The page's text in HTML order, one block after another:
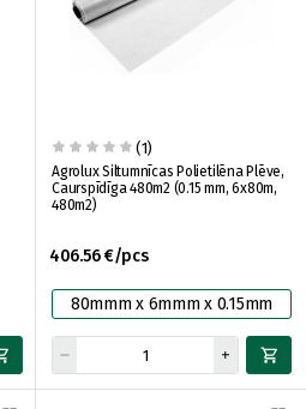
(1)
Agrolux Siltumnīcas Polietilēna Plēve,
Caurspīdīga 480m2 (0.15 mm, 6x80m,
480m2)
406.56 €/pcs
80mmm x 6mmm x 0.15mm